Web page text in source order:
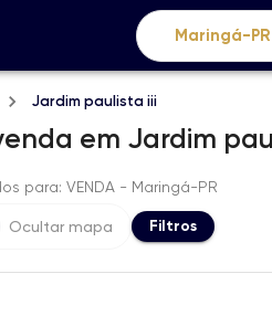
Jardim paulista iii
em Jardim
para: VENDA - Maringá-PR
Ocultar mapa Filtros